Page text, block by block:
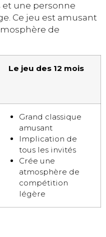
et une personne
Ce jeu est amusant
de
Le jeu des 12 mois
Grand classique
amusant
Implication de
tous les invités
Crée une
atmosphère de
compétition
légère